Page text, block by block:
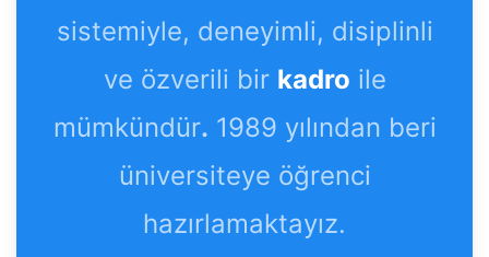
sistemiyle, deneyimli, disiplinli
ve özverili bir kadro ile
mümkündür. 1989 yılından beri
üniversiteye öğrenci
hazırlamaktayız.